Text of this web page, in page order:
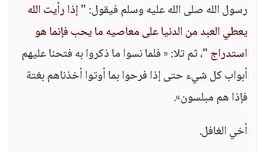
رسول الله صلى الله عليه وسلم فيقول:" إذا رأيت الله
يعطي العبد من الدنيا على معاصيه ما يحب فإنما هو
استدراج "، ثم تلا: « فلما نسوا ما ذكروا به فتحنا عليهم
أبواب كل شيء حتى إذا فرحوا بما أوتوا أخذناهم بغتة
فإذا هم مبلسون».
أخي الغافل.